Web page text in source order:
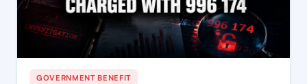
GOVERNMENT BENEFIT